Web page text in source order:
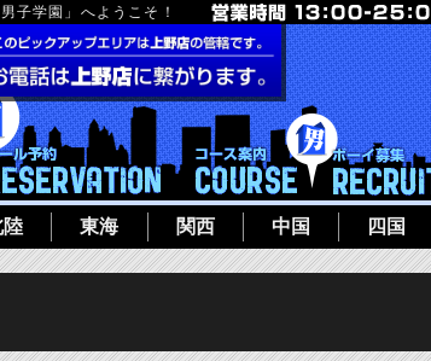
子学園」へようこそ！
陸 東海 関西 中国 四国
一覧 メール予約 コース案内